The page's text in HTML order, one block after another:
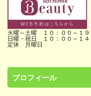
火曜～土曜 １０：００～１９
日曜・祝日 １０：００～１４
定休 月曜日
プロフィール